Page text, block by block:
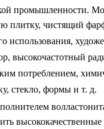
промышленности.
плитку, чистящий
использования,
высокочастотный
потреблением,
стекло, формы и т. д.
высококачественные